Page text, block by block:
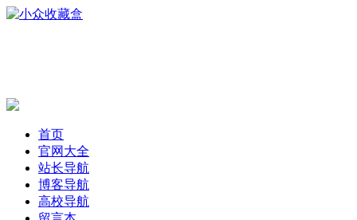
首页
官网大全
站长导航
博客导航
高校导航